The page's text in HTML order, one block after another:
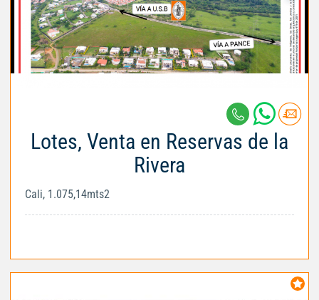
Lotes, Venta en Reservas de la
Rivera
Cali, 1.075,14mts2